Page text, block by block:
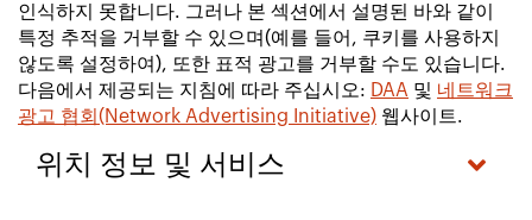
인식하지 못합니다. 그러나 본 섹션에서 설명된 바와 같이
특정 추적을 거부할 수 있으며(예를 들어, 쿠키를 사용하지
않도록 설정하여), 또한 표적 광고를 거부할 수도 있습니다.
다음에서 제공되는 지침에 따라 주십시오: DAA 및 네트워크
광고 협회(Network Advertising Initiative) 웹사이트.
위치 정보 및 서비스